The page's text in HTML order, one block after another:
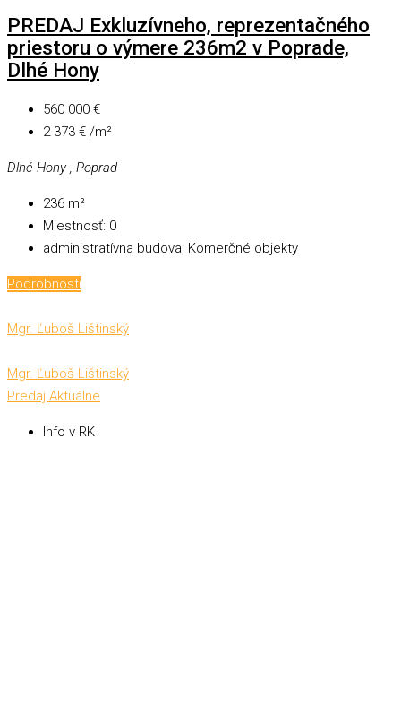
PREDAJ Exkluzívneho, reprezentačného
priestoru o výmere 236m2 v Poprade,
Dlhé Hony
560 000 €
2 373 € /m²
Dlhé Hony , Poprad
236 m²
Miestnosť: 0
administratívna budova, Komerčné objekty
Podrobnosti
Mgr. Ľuboš Lištinský
Mgr. Ľuboš Lištinský
Predaj Aktuálne
Info v RK